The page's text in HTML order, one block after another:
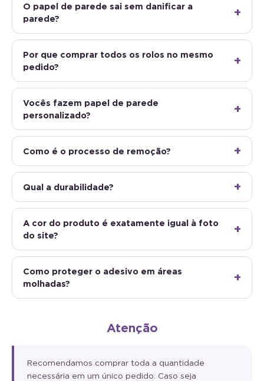
O papel de parede sai sem danificar a
parede?
Por que comprar todos os rolos no mesmo
pedido?
Vocês fazem papel de parede
personalizado?
Como é o processo de remoção?
Qual a durabilidade?
A cor do produto é exatamente igual à foto
do site?
Como proteger o adesivo em áreas
molhadas?
Atenção
Recomendamos comprar toda a quantidade
necessária em um único pedido. Caso seja